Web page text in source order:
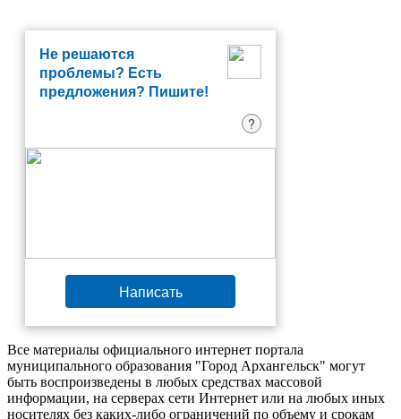
Не решаются
проблемы? Есть
предложения? Пишите!
?
Написать
Все материалы официального интернет портала
муниципального образования "Город Архангельск" могут
быть воспроизведены в любых средствах массовой
информации, на серверах сети Интернет или на любых иных
носителях без каких-либо ограничений по объему и срокам